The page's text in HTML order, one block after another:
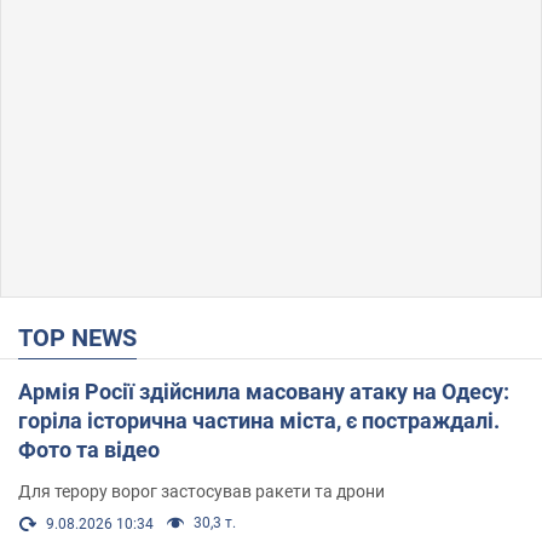
TOP NEWS
Армія Росії здійснила масовану атаку на Одесу:
горіла історична частина міста, є постраждалі.
Фото та відео
Для терору ворог застосував ракети та дрони
9.08.2026 10:34 30,3 т.